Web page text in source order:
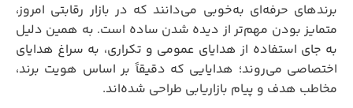
برندهای حرفه‌ای به‌خوبی می‌دانند که در بازار رقابتی امروز،
متمایز بودن مهم‌تر از دیده شدن ساده است. به همین دلیل
به جای استفاده از هدایای عمومی و تکراری، به سراغ هدایای
اختصاصی می‌روند؛ هدایایی که دقیقاً بر اساس هویت برند،
مخاطب هدف و پیام بازاریابی طراحی شده‌اند.